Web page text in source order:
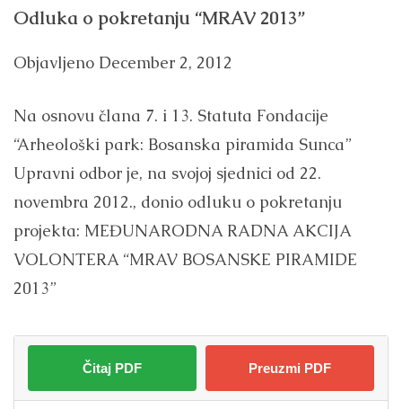
Odluka o pokretanju “MRAV 2013”
Objavljeno December 2, 2012
Na osnovu člana 7. i 13. Statuta Fondacije
“Arheološki park: Bosanska piramida Sunca”
Upravni odbor je, na svojoj sjednici od 22.
novembra 2012., donio odluku o pokretanju
projekta: MEĐUNARODNA RADNA AKCIJA
VOLONTERA “MRAV BOSANSKE PIRAMIDE
2013”
Čitaj PDF Preuzmi PDF